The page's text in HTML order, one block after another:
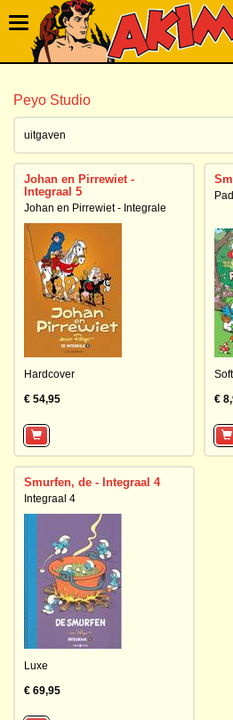
Peyo Studio
uitgaven
Johan en Pirrewiet -
Integraal 5
Johan en Pirrewiet - Integrale
Hardcover
€ 54,95
€
Smurfen, de - Integraal 4
Integraal 4
Luxe
€ 69,95